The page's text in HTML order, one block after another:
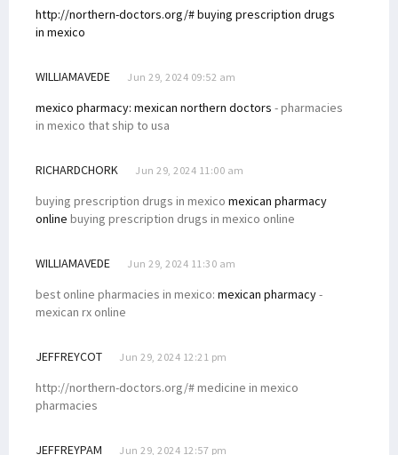
http://northern-doctors.org/# buying prescription drugs
in mexico
WILLIAMAVEDE Jun 29, 2024 09:52 am
mexico pharmacy: mexican northern doctors - pharmacies
in mexico that ship to usa
RICHARDCHORK Jun 29, 2024 11:00 am
buying prescription drugs in mexico mexican pharmacy
online buying prescription drugs in mexico online
WILLIAMAVEDE Jun 29, 2024 11:30 am
best online pharmacies in mexico: mexican pharmacy-
mexican rx online
JEFFREYCOT Jun 29, 2024 12:21 pm
http://northern-doctors.org/# medicine in mexico
pharmacies
JEFFREYPAM Jun 29, 2024 12:57 pm